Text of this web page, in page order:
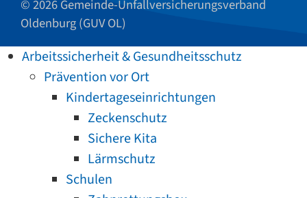
© 2026 Gemeinde-Unfallversicherungsverband
Oldenburg (GUV OL)
Arbeitssicherheit & Gesundheitsschutz
Prävention vor Ort
Kindertageseinrichtungen
Zeckenschutz
Sichere Kita
Lärmschutz
Schulen